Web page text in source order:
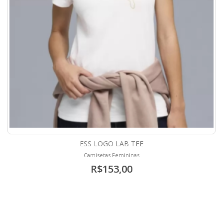
ESS LOGO LAB TEE
Camisetas Femininas
R$153,00